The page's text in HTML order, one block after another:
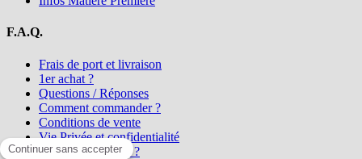
F.A.Q.
Frais de port et livraison
1er achat ?
Questions / Réponses
Comment commander ?
Conditions de vente
Vie Privée et confidentialité
Qui sommes-nous ?